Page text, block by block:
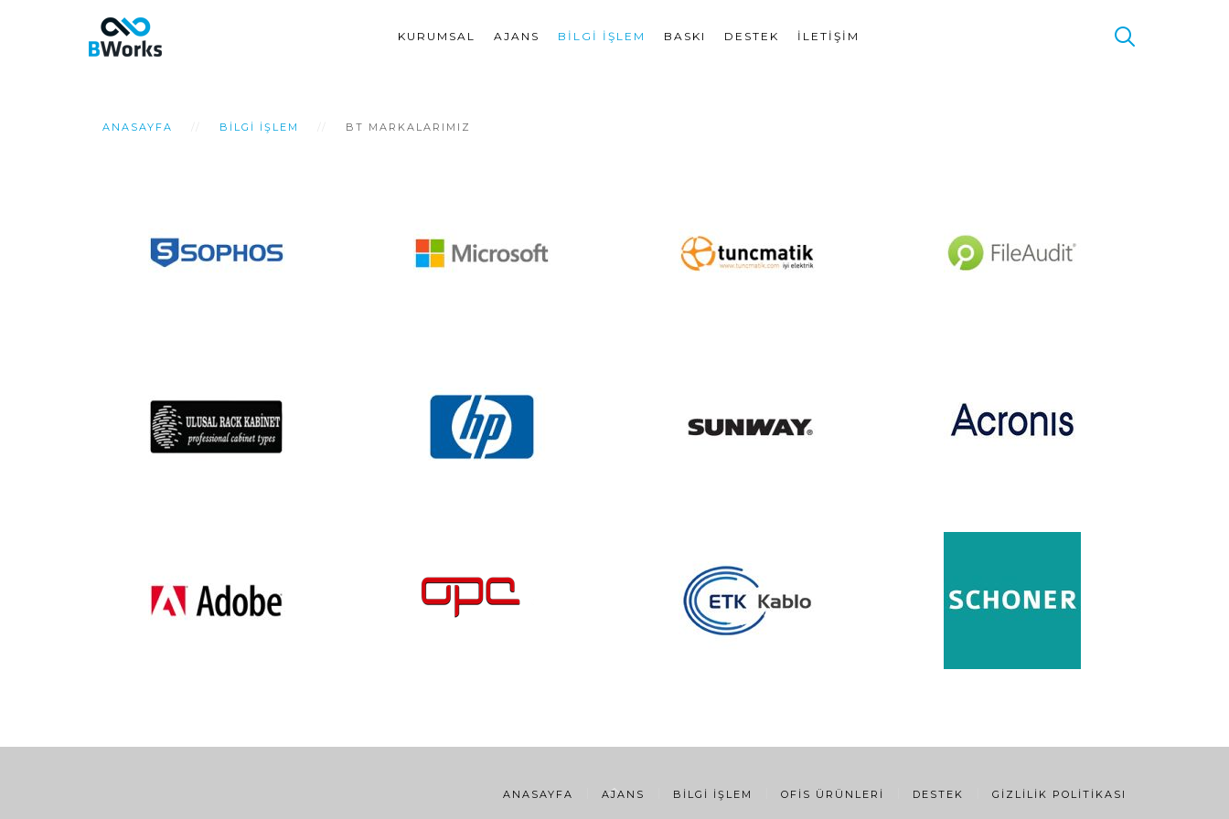
KURUMSAL AJANS BILGI İŞLEM BASKI DESTEK İLETIŞIM
ANASAYFA BILGI İŞLEM BT MARKALARIMIZ
ANASAYFA AJANS BILGI İŞLEM OFIS ÜRÜNLERI DESTEK GIZLILIK POLITIKASI